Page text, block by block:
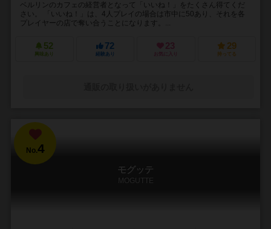
ベルリンのカフェの経営者となって「いいね！」をたくさん得てくだ
さい。 「いいね！」は、4人プレイの場合は市中に50あり、それを各
プレイヤーの店で奪い合うことになります。...
52
興味あり
72
経験あり
23
お気に入り
29
持ってる
No.4
モグッテ
MOGUTTE